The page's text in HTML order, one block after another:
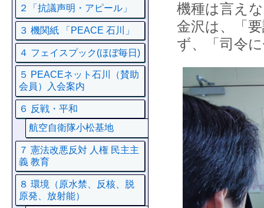
機種は言え
金沢は、「
ず、「司令
２「抗議声明・アピール」
３ 機関紙 「PEACE 石川」
４ フェイスプック(ほぼ毎日)
５ PEACEネット石川（賛助
会員）入会案内
６ 反戦・平和
航空自衛隊小松基地
７ 憲法改悪反対 人権 民主主
義 教育
８ 環境（原水禁、反核、脱
原発、放射能）